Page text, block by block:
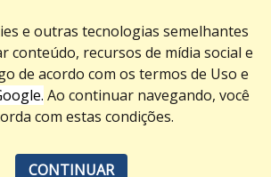
Contato:
(88) 3677-1100
ouvidoria@sobral.ce.gov.br
Horário de atendimento
e das 13h às 17h, de segunda a sexta-feira
e outras tecnologias semelhantes
conteúdo, recursos de mídia social e
de acordo com os termos de Uso e
Ao continuar navegando, você
com estas condições.
CONTINUAR